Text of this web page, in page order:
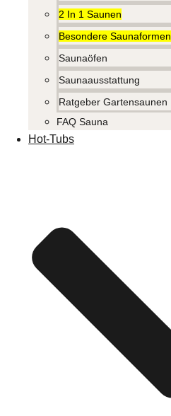
2 In 1 Saunen
Besondere Saunaformen
Saunaöfen
Saunaausstattung
Ratgeber Gartensaunen
FAQ Sauna
Hot-Tubs